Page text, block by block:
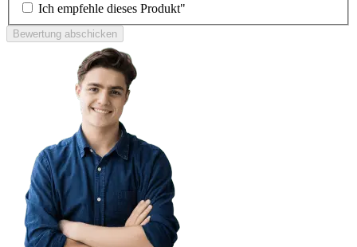
Ich empfehle dieses Produkt"
Bewertung abschicken